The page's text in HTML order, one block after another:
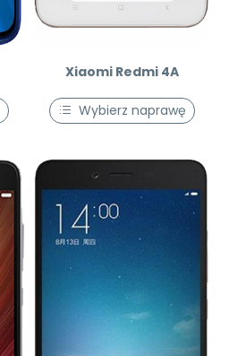
Xiaomi Redmi 4A
Wybierz naprawę